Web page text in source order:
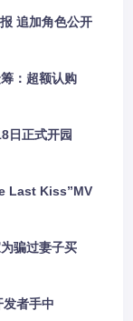
追加角色公开
：超额认购
日正式开园
Last Kiss”MV
骗过妻子买
者手中